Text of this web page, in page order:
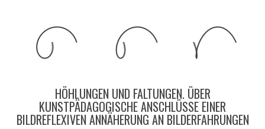
HÖHLUNGEN UND FALTUNGEN. ÜBER
KUNSTPÄDAGOGISCHE ANSCHLÜSSE EINER
BILDREFLEXIVEN ANNÄHERUNG AN BILDERFAHRUNGEN